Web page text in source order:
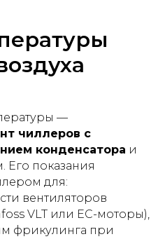
—
чиллеров с
конденсатора и
Его показания
для:
вентиляторов
VLT или EC-моторы),
фрикулинга при